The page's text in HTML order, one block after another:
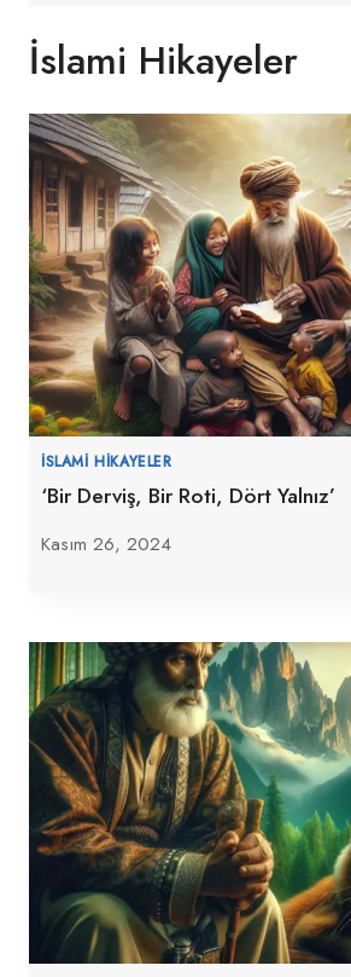
İslami Hikayeler
İSLAMI HIKAYELER
‘Bir Derviş, Bir Roti, Dört Yalnız’
Kasım 26, 2024